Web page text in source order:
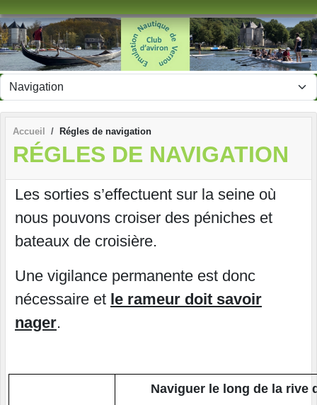
Accueil Régles de navigation
RÉGLES DE NAVIGATION
Les sorties s’effectuent sur la seine où
nous pouvons croiser des péniches et
bateaux de croisière.
Une vigilance permanente est donc
nécessaire et le rameur doit savoir
nager.
Naviguer le long de la rive